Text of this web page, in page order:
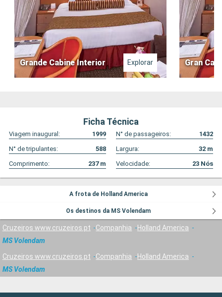
Grande Cabine Interior Explorar Gran
Ficha Técnica
Viagem inaugural: 1999 N° de passageiros:
1432
N° de tripulantes:
588 Largura: 32 m
Comprimento:
237m Velocidade: 23 Nós
A frota de Holland America
Os destinos da MS Volendam
Cruzeiros www.cruzeiros.pt Companhia
Holland America
MS Volendam
Cruzeiros www.cruzeiros.pt Companhia
Holland America
MS Volendam